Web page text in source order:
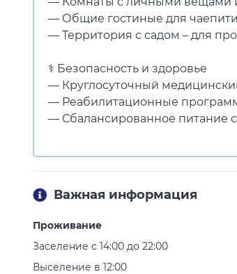
— Общие гостиные для
— Территория с садом – для
⚕ Безопасность и здоровье
— Круглосуточный
— Реабилитационные
— Сбалансированное питание
Важная информация
Проживание
Заселение с 14:00 до 22:00
Выселение в 12:00